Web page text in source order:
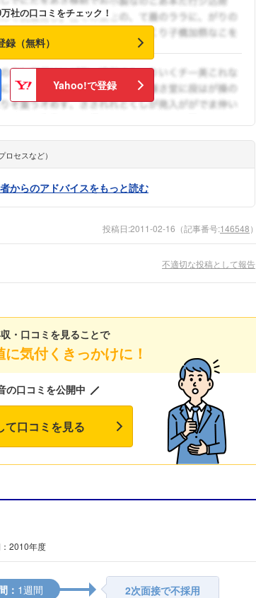
社の口コミをチェック！
録（無料）
Yahoo!で登録
ロセスなど）
からのアドバイスをもっと読む
投稿日:2011-02-16 （記事番号:146548）
不適切な投稿として報告
・口コミを見ることで
気付くきっかけに！
の口コミを公開中
て口コミを見る
2010年度
： 1週間 2次面接で不採用